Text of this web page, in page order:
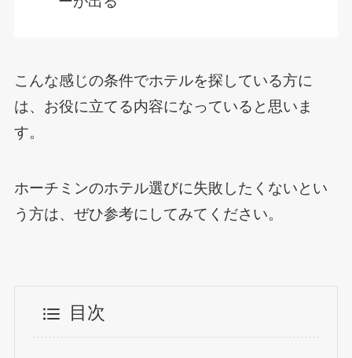
こんな感じの条件でホテルを探している方に
は、お役に立てる内容になっていると思いま
す。
ホーチミンのホテル選びに失敗したくないとい
う方は、ぜひ参考にしてみてください。
目次